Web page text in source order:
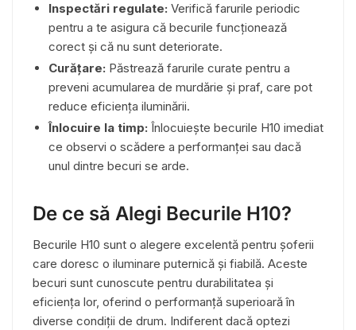
Inspectări regulate: Verifică farurile periodic
pentru a te asigura că becurile funcționează
corect și că nu sunt deteriorate.
Curățare: Păstrează farurile curate pentru a
preveni acumularea de murdărie și praf, care pot
reduce eficiența iluminării.
Înlocuire la timp: Înlocuiește becurile H10 imediat
ce observi o scădere a performanței sau dacă
unul dintre becuri se arde.
De ce să Alegi Becurile H10?
Becurile H10 sunt o alegere excelentă pentru șoferii
care doresc o iluminare puternică și fiabilă. Aceste
becuri sunt cunoscute pentru durabilitatea și
eficiența lor, oferind o performanță superioară în
diverse condiții de drum. Indiferent dacă optezi